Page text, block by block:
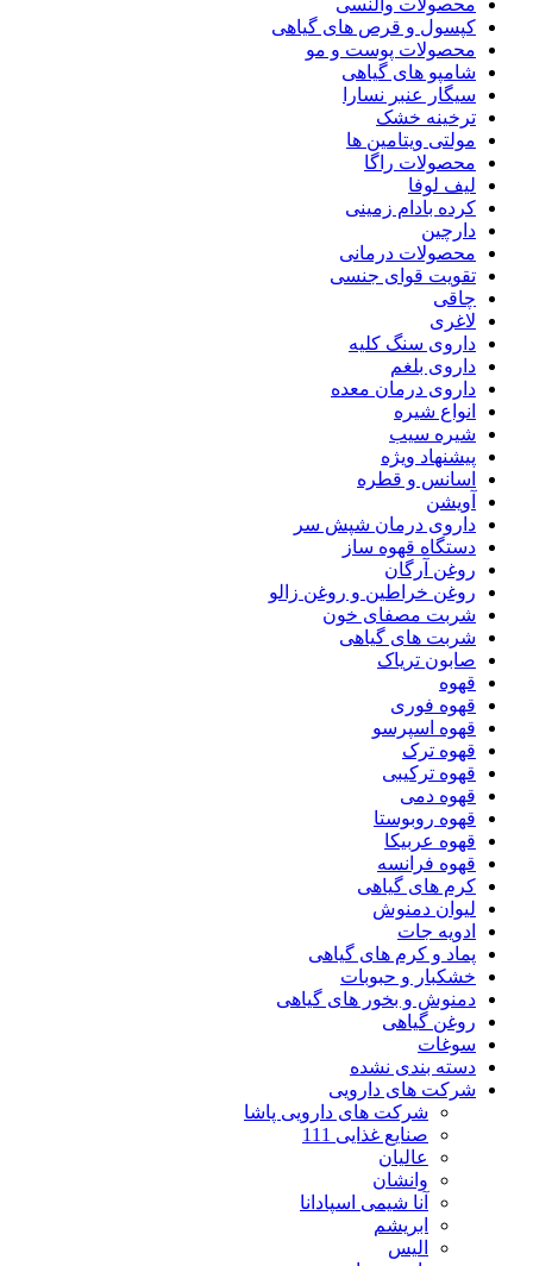
محصولات والنسی
کپسول و قرص های گیاهی
محصولات پوست و مو
شامپو های گیاهی
سیگار عنبر نسارا
ترخینه خشک
مولتی ویتامین ها
محصولات راگا
لیف لوفا
کرده بادام زمینی
دارچین
محصولات درمانی
تقویت قوای جنسی
چاقی
لاغری
داروی سنگ کلیه
داروی بلغم
داروی درمان معده
انواع شیره
شیره سیب
پیشنهاد ویژه
اسانس و قطره
آویشن
داروی درمان شپش سر
دستگاه قهوه ساز
روغن آرگان
روغن خراطین و روغن زالو
شربت مصفای خون
شربت های گیاهی
صابون تریاک
قهوه
قهوه فوری
قهوه اسپرسو
قهوه ترک
قهوه ترکیبی
قهوه دمی
قهوه روبوستا
قهوه عربیکا
قهوه فرانسه
کرم های گیاهی
لیوان دمنوش
ادویه جات
پماد و کرم های گیاهی
خشکبار و حبوبات
دمنوش و بخور های گیاهی
روغن گیاهی
سوغات
دسته بندی نشده
شرکت های دارویی
شرکت های دارویی پاشا
صنایع غذایی 111
عالیان
وانشان
آنا شیمی اسپادانا
ابریشم
الیس